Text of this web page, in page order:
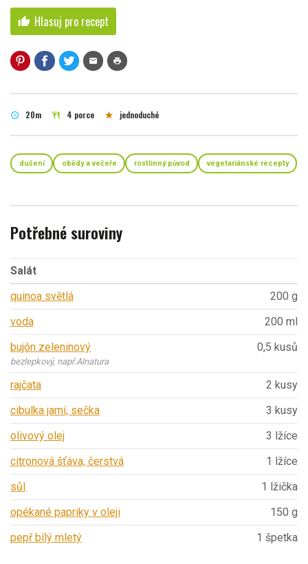
thumb_up Hlasuj pro recept
mail print
schedule 20m restaurant 4 porce star jednoduché
dušení obědy a večeře rostlinný původ vegetariánské recepty
Potřebné suroviny
Salát
quinoa světlá
200 g
voda
200 ml
bujón zeleninový
bezlepkový, např.Alnatura
0,5 kusů
rajčata
2 kusy
cibulka jarní, sečka
3 kusy
olivový olej
3 lžíce
citronová šťáva, čerstvá
1 lžíce
sůl
1 lžička
opékané papriky v oleji
150 g
pepř bílý mletý
1 špetka